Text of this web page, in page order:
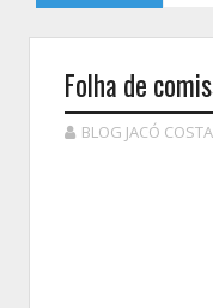
Folha de
BLOG JACÓ COSTA